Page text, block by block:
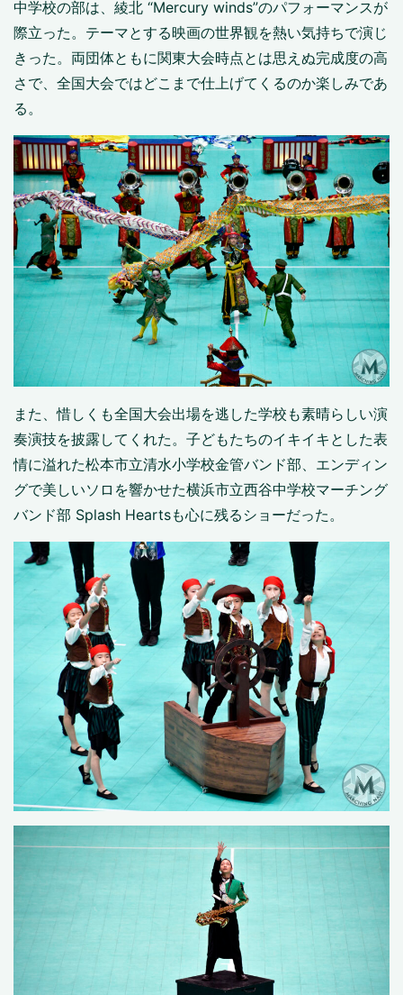
中学校の部は、綾北 “Mercury winds”のパフォーマンスが
際立った。テーマとする映画の世界観を熱い気持ちで演じ
きった。両団体ともに関東大会時点とは思えぬ完成度の高
さで、全国大会ではどこまで仕上げてくるのか楽しみであ
る。
また、惜しくも全国大会出場を逃した学校も素晴らしい演
奏演技を披露してくれた。子どもたちのイキイキとした表
情に溢れた松本市立清水小学校金管バンド部、エンディン
グで美しいソロを響かせた横浜市立西谷中学校マーチング
バンド部 Splash Heartsも心に残るショーだった。